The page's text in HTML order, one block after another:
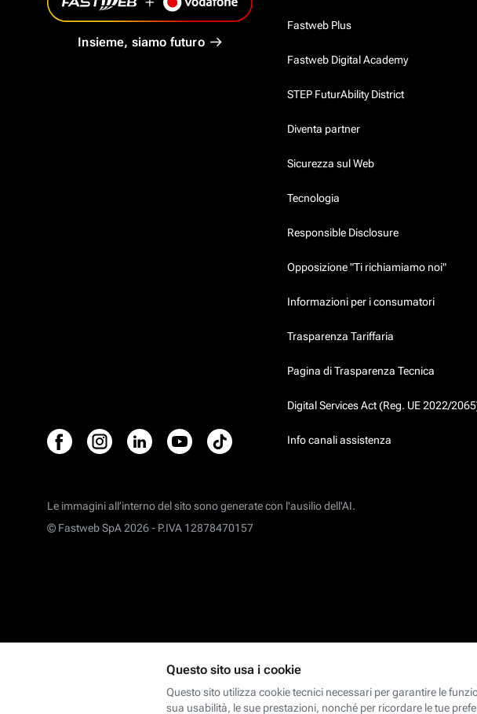
Insieme, siamo futuro
Fastweb Plus
Fastweb Digital Academy
STEP FuturAbility District
Diventa partner
Sicurezza sul Web
Tecnologia
Responsible Disclosure
Opposizione "Ti richiamiamo noi"
Informazioni per i consumatori
Trasparenza Tariffaria
Pagina di Trasparenza Tecnica
Digital Services Act (Reg. UE 2022/
Info canali assistenza
Le immagini all’interno del sito sono generate con l'ausilio dell'AI.
© Fastweb SpA 2026 - P.IVA 12878470157